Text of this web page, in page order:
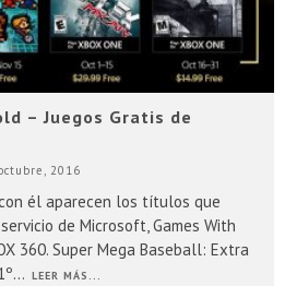
– Juegos Gratis de
2016
él aparecen los títulos que
de Microsoft, Games With
360. Super Mega Baseball: Extra
... LEER MÁS...